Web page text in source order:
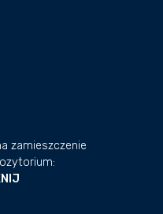
zamieszczenie